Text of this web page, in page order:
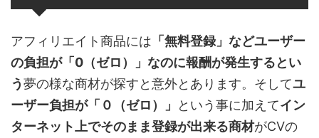
アフィリエイト商品には 「無料登録」などユーザー
の負担が「0（ゼロ）」なのに報酬が発生するとい
う夢の様な商材が探すと意外とあります。そしてユ
ーザー負担が「０（ゼロ）」
という事に加えてイン
ターネット上でそのまま登録が出来る商材がCVの